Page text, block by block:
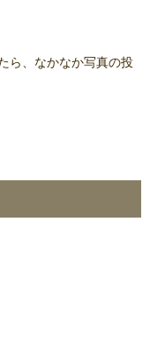
ら、なかなか写真の投